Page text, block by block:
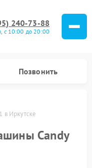
240-73-88
с 10:00 до 20:00
Позвонить
в Иркутске
Candy